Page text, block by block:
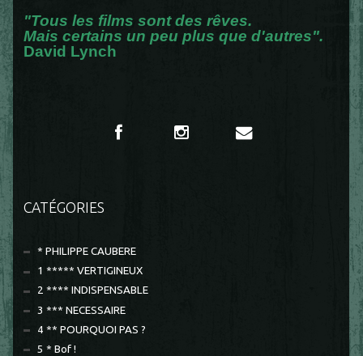
"Tous les films sont des rêves.
Mais certains un peu plus que d'autres".
David Lynch
CATÉGORIES
* PHILIPPE CAUBERE
1 ***** VERTIGINEUX
2 **** INDISPENSABLE
3 *** NECESSAIRE
4 ** POURQUOI PAS ?
5 * Bof !